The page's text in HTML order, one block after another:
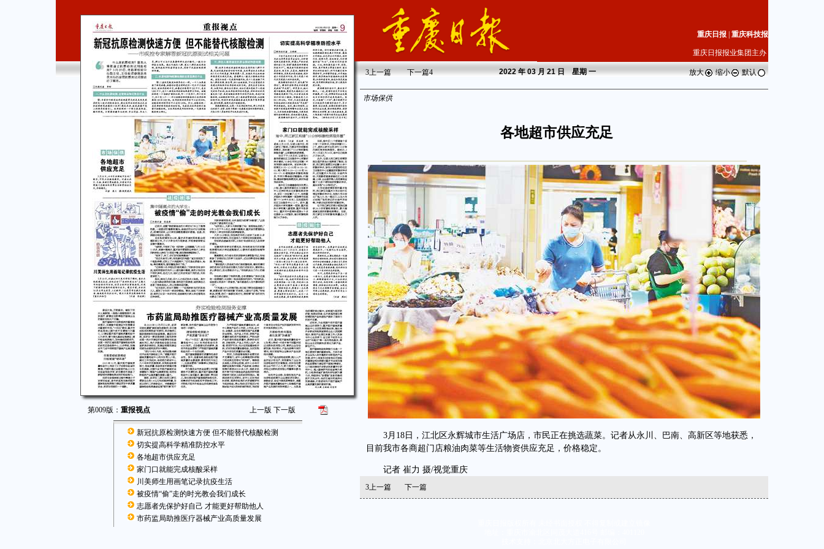
第009版： 重报视点 上一版 下一版
新冠抗原检测快速方便 但不能替代核酸检测
切实提高科学精准防控水平
各地超市供应充足
家门口就能完成核酸采样
川美师生用画笔记录抗疫生活
被疫情“偷”走的时光教会我们成长
志愿者先保护好自己 才能更好帮助他人
市药监局助推医疗器械产业高质量发展
重庆日报 重庆科技报
重庆日报报业集团主办
3上一篇 下一篇4 2022年 03 月 21 日 星期一 放大 缩小 默认
市场保供
各地超市供应充足
3月18日，江北区永辉城市生活广场店，市民正在挑选蔬菜。记者从永川、巴南、高新区等地获悉，
目前我市各商超门店粮油肉菜等生活物资供应充足，价格稳定。
记者 崔力 摄/视觉重庆
3上一篇 下一篇